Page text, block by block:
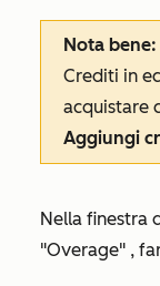
Nota bene:
Crediti in
acquistare
Aggiungi
Nella finestra
"Overage" ,